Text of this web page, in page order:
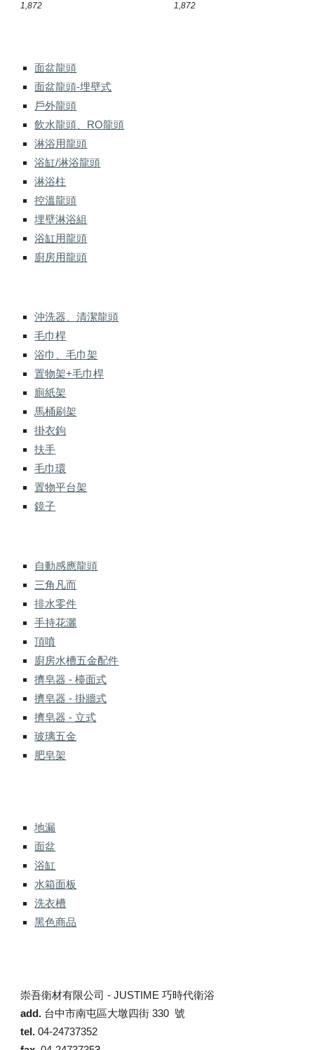
1,872
1,872
面盆龍頭
面盆龍頭-埋壁式
戶外龍頭
飲水龍頭、RO龍頭
淋浴用龍頭
浴缸/淋浴龍頭
淋浴柱
控溫龍頭
埋壁淋浴組
浴缸用龍頭
廚房用龍頭
沖洗器、清潔龍頭
毛巾桿
浴巾、毛巾架
置物架+毛巾桿
廁紙架
馬桶刷架
掛衣鉤
扶手
毛巾環
置物平台架
鏡子
自動感應龍頭
三角凡而
排水零件
手持花灑
頂噴
廚房水槽五金配件
擠皂器 - 檯面式
擠皂器 - 掛牆式
擠皂器 - 立式
玻璃五金
肥皂架
地漏
面盆
浴缸
水箱面板
洗衣槽
黑色商品
崇吾衛材有限公司 -JUSTIME 巧時代衛浴
add. 台中市南屯區大墩四街 330 號
tel.04-24737352